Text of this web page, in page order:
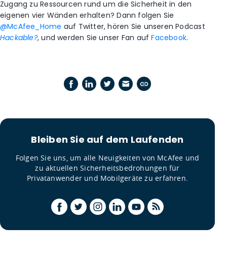
Zugang zu Ressourcen rund um die Sicherheit in den
eigenen vier Wänden erhalten? Dann folgen Sie
@McAfee_Home auf Twitter, hören Sie unseren Podcast
Hackable?, und werden Sie unser Fan aufFacebook.
Bleiben Sie auf dem Laufenden
Folgen Sie uns, um alle Neuigkeiten von McAfee und
zu aktuellen Sicherheitsbedrohungen für
Privatanwender und Mobilgeräte zu erfahren.